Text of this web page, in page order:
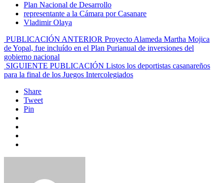
Plan Nacional de Desarrollo
representante a la Cámara por Casanare
Vladimir Olaya
PUBLICACIÓN ANTERIOR Proyecto Alameda Martha Mojica
de Yopal, fue incluído en el Plan Purianual de inversiones del
gobierno nacional
SIGUIENTE PUBLICACIÓN Listos los deportistas casanareños
para la final de los Juegos Intercolegiados
Share
Tweet
Pin